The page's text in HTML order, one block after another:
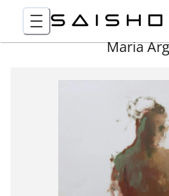
Maria